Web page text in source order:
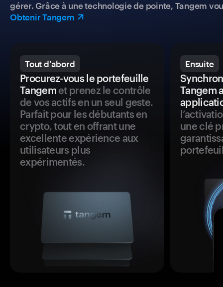
gérer. Grâce à une technologie de pointe, Tangem
Obtenir Tangem
Tout d'abord
Procurez-vous le portefeuille
Tangemet prenez le contrôle
de vos actifs en un seul geste.
Parfait pour les débutants en
crypto, tout en offrant une
excellente expérience aux
utilisateurs plus
expérimentés.
Ensuite
Tangem
une clé